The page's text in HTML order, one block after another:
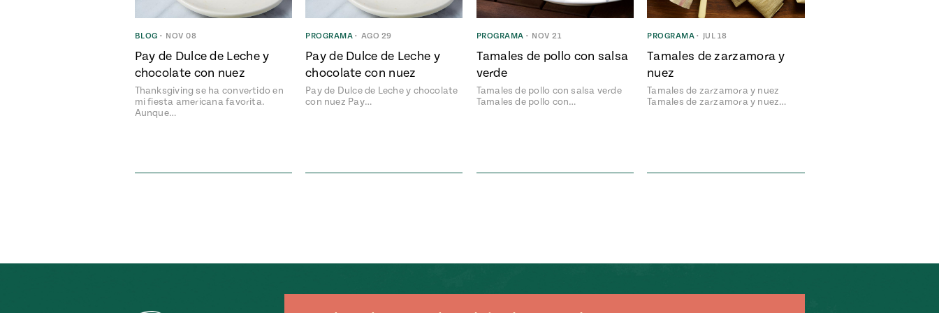
BLOG • NOV 08
Pay de Dulce de Leche y
chocolate con nuez
Thanksgiving se ha convertido en
mi fiesta americana favorita.
Aunque…
PROGRAMA • AGO 29
Pay de Dulce de Leche y
chocolate con nuez
Pay de Dulce de Leche y chocolate
con nuez Pay…
PROGRAMA • NOV 21
Tamales de pollo con salsa
verde
Tamales de pollo con salsa verde
Tamales de pollo con…
PROGRAMA • JUL 18
Tamales de zarzamora y
nuez
Tamales de zarzamora y nuez
Tamales de zarzamora y nuez…